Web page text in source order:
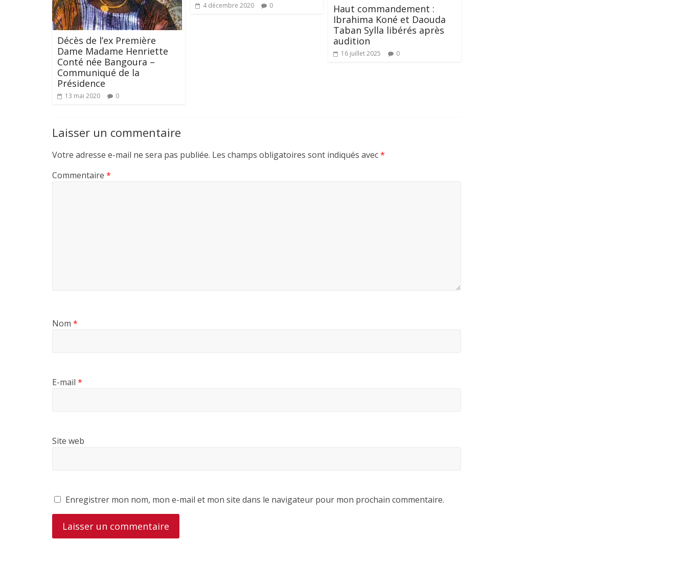
Décès de l’ex Première
Dame Madame Henriette
Conté née Bangoura –
Communiqué de la
Présidence
13 mai 2020 0
4 décembre 2020 0
Haut commandement :
Ibrahima Koné et Daouda
Taban Sylla libérés après
audition
16 juillet 2025 0
Laisser un commentaire
Votre adresse e-mail ne sera pas publiée. Les champs obligatoires sont indiqués avec*
Commentaire *
Nom *
E-mail *
Site web
Enregistrer mon nom, mon e-mail et mon site dans le navigateur pour mon prochain commentaire.